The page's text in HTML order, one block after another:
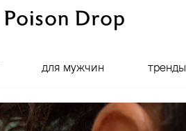
для мужчин тренды